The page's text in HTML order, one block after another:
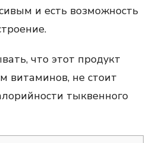
и есть возможность
что этот продукт
витаминов, не стоит
тыквенного